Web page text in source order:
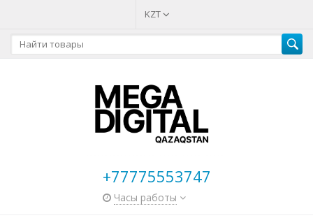
KZT
+77775553747
Часы работы